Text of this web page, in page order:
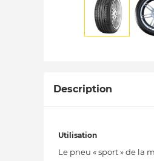
Description
Utilisation
Le pneu « sport » de la